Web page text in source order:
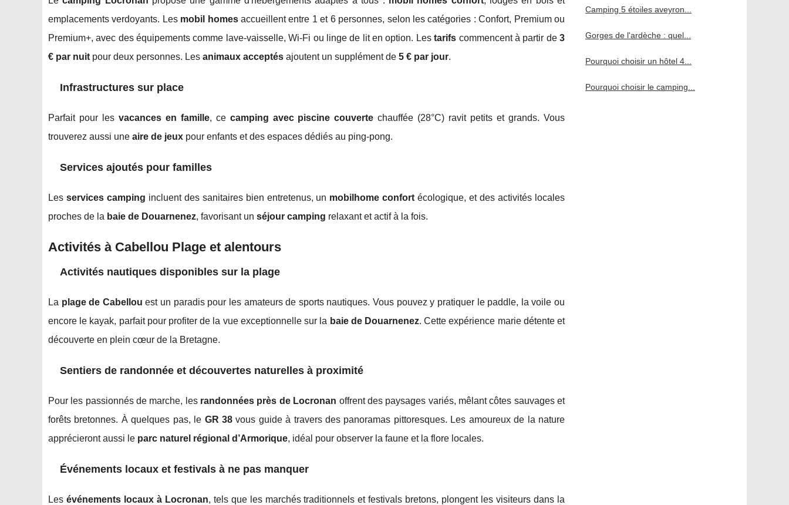
emplacements verdoyants. Les mobil homesaccueillent entre 1 et 6 personnes, selon les catégories : Confort, Premium ou
Premium+, avec des équipements comme lave-vaisselle, Wi-Fi ou linge de lit en option. Lestarifs commencent à partir de3
€ par nuit pour deux personnes. Les animaux acceptés ajoutent un supplément de 5 € par jour.
Infrastructures sur place
Parfait pour les vacances en famille, ce camping avec piscine couverte chauffée (28°C) ravit petits et grands. Vous
trouverez aussi une aire de jeux pour enfants et des espaces dédiés au ping-pong.
Services ajoutés pour familles
Les services camping incluent des sanitaires bien entretenus, un mobilhome confort écologique, et des activités locales
proches de la baie de Douarnenez, favorisant un séjour camping relaxant et actif à la fois.
Activités à Cabellou Plage et alentours
Activités nautiques disponibles sur la plage
La plage de Cabellou est un paradis pour les amateurs de sports nautiques. Vous pouvez y pratiquer le paddle, la voile ou
encore le kayak, parfait pour profiter de la vue exceptionnelle sur la baie de Douarnenez. Cette expérience marie détente et
découverte en plein cœur de la Bretagne.
Sentiers de randonnée et découvertes naturelles à proximité
Pour les passionnés de marche, les randonnées près de Locronan offrent des paysages variés, mêlant côtes sauvages et
forêts bretonnes. À quelques pas, le GR 38vous guide à travers des panoramas pittoresques. Les amoureux de la nature
apprécieront aussi le parc naturel régional d’Armorique, idéal pour observer la faune et la flore locales.
Événements locaux et festivals à ne pas manquer
Les événements locaux à Locronan, tels que les marchés traditionnels et festivals bretons, plongent les visiteurs dans la
Camping 5 étoiles aveyron...
Gorges de l'ardèche : quel...
Pourquoi choisir un hôtel 4...
Pourquoi choisir le camping...